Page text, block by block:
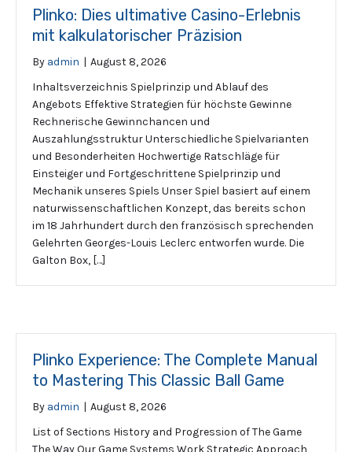
Plinko: Dies ultimative Casino-Erlebnis
mit kalkulatorischer Präzision
By admin | August 8, 2026
Inhaltsverzeichnis Spielprinzip und Ablauf des
Angebots Effektive Strategien für höchste Gewinne
Rechnerische Gewinnchancen und
Auszahlungsstruktur Unterschiedliche Spielvarianten
und Besonderheiten Hochwertige Ratschläge für
Einsteiger und Fortgeschrittene Spielprinzip und
Mechanik unseres Spiels Unser Spiel basiert auf einem
naturwissenschaftlichen Konzept, das bereits schon
im 18 Jahrhundert durch den französisch sprechenden
Gelehrten Georges-Louis Leclerc entworfen wurde. Die
Galton Box, […]
Plinko Experience: The Complete Manual
to Mastering This Classic Ball Game
By admin | August 8, 2026
List of Sections History and Progression of The Game
The Way Our Game Systems Work Strategic Approach